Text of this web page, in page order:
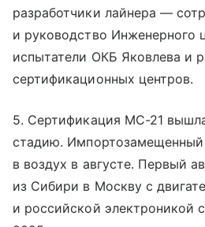
разработчики лайнера —
и руководство Инженерного
испытатели ОКБ Яковлева и
сертификационных центров.
5. Сертификация МС-21
стадию.
в воздух в августе. Первый
из Сибири в Москву с
и российской электроникой